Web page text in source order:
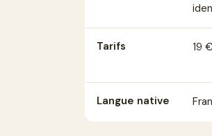
Tarifs 19
Langue native